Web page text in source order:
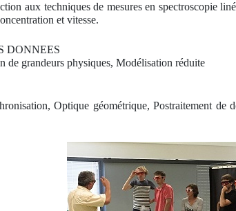
aux techniques de mesures en spectroscopie
et vitesse.
DONNEES
grandeurs physiques, Modélisation réduite
Optique géométrique, Postraitement de